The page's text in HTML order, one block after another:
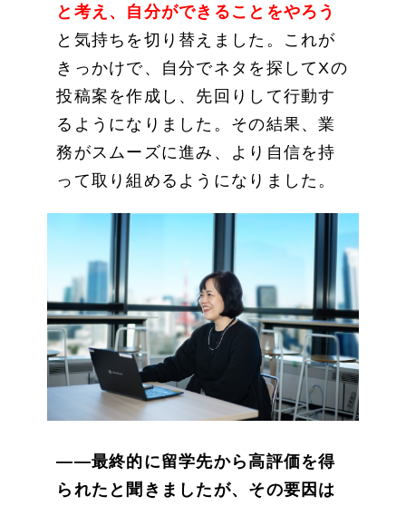
と考え、自分ができることをやろう
と気持ちを切り替えました。これが
きっかけで、自分でネタを探してXの
投稿案を作成し、先回りして行動す
るようになりました。その結果、業
務がスムーズに進み、より自信を持
って取り組めるようになりました。
——最終的に留学先から高評価を得
られたと聞きましたが、その要因は